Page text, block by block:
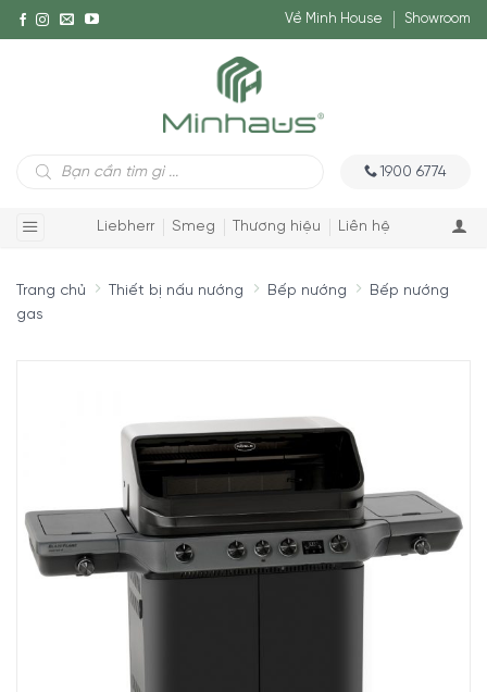
Về Minh House Showroom
Tìm
kiếm
1900 6774
Liebherr Smeg Thương hiệu Liên hệ
Trang chủ Thiết bị nấu nướng Bếp nướng
Bếp nướng
gas